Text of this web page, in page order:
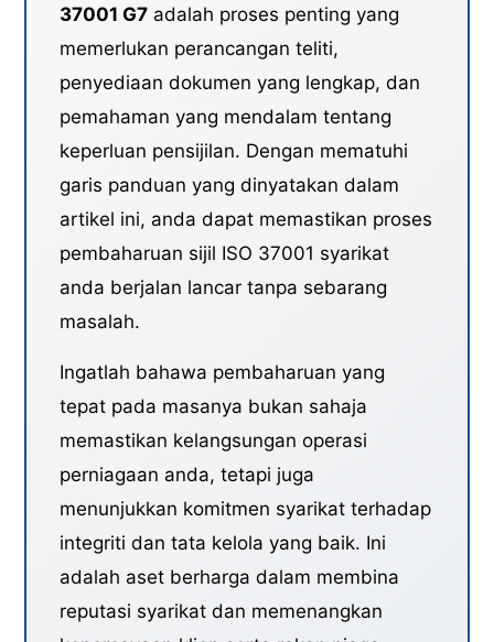
37001 G7 adalah proses penting yang
memerlukan perancangan teliti,
penyediaan dokumen yang lengkap, dan
pemahaman yang mendalam tentang
keperluan pensijilan. Dengan mematuhi
garis panduan yang dinyatakan dalam
artikel ini, anda dapat memastikan proses
pembaharuan sijil ISO 37001 syarikat
anda berjalan lancar tanpa sebarang
masalah.
Ingatlah bahawa pembaharuan yang
tepat pada masanya bukan sahaja
memastikan kelangsungan operasi
perniagaan anda, tetapi juga
menunjukkan komitmen syarikat terhadap
integriti dan tata kelola yang baik. Ini
adalah aset berharga dalam membina
reputasi syarikat dan memenangkan